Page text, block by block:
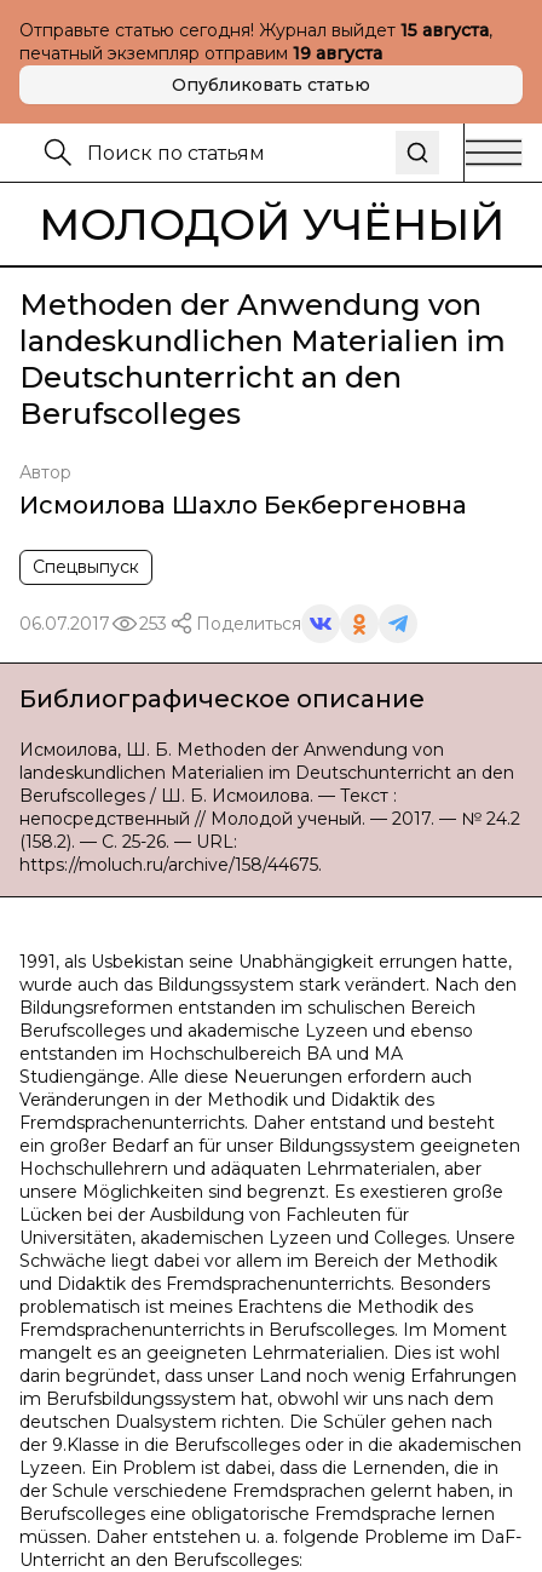
Отправьте статью сегодня! Журнал выйдет 15 августа,
печатный экземпляр отправим 19 августа
Опубликовать статью
МОЛОДОЙ УЧЁНЫЙ
Methoden der Anwendung von
landeskundlichen Materialien im
Deutschunterricht an den
Berufscolleges
Автор
Исмоилова Шахло Бекбергеновна
Спецвыпуск
06.07.2017 253 Поделиться
Библиографическое описание
Исмоилова, Ш. Б. Methoden der Anwendung von
landeskundlichen Materialien im Deutschunterricht an den
Berufscolleges / Ш. Б. Исмоилова. — Текст :
непосредственный // Молодой ученый. — 2017. — № 24.2
(158.2). — С. 25-26. — URL:
https://moluch.ru/archive/158/44675.
1991, als Usbekistan seine Unabhängigkeit errungen hatte,
wurde auch das Bildungssystem stark verändert. Nach den
Bildungsreformen entstanden im schulischen Bereich
Berufscolleges und akademische Lyzeen und ebenso
entstanden im Hochschulbereich BA und MA
Studiengänge. Alle diese Neuerungen erfordern auch
Veränderungen in der Methodik und Didaktik des
Fremdsprachenunterrichts. Daher entstand und besteht
ein großer Bedarf an für unser Bildungssystem geeigneten
Hochschullehrern und adäquaten Lehrmaterialen, aber
unsere Möglichkeiten sind begrenzt. Es exestieren große
Lücken bei der Ausbildung von Fachleuten für
Universitäten, akademischen Lyzeen und Colleges. Unsere
Schwäche liegt dabei vor allem im Bereich der Methodik
und Didaktik des Fremdsprachenunterrichts. Besonders
problematisch ist meines Erachtens die Methodik des
Fremdsprachenunterrichts in Berufscolleges. Im Moment
mangelt es an geeigneten Lehrmaterialien. Dies ist wohl
darin begründet, dass unser Land noch wenig Erfahrungen
im Berufsbildungssystem hat, obwohl wir uns nach dem
deutschen Dualsystem richten. Die Schüler gehen nach
der 9.Klasse in die Berufscolleges oder in die akademischen
Lyzeen. Ein Problem ist dabei, dass die Lernenden, die in
der Schule verschiedene Fremdsprachen gelernt haben, in
Berufscolleges eine obligatorische Fremdsprache lernen
müssen. Daher entstehen u. a. folgende Probleme im DaF-
Unterricht an den Berufscolleges: